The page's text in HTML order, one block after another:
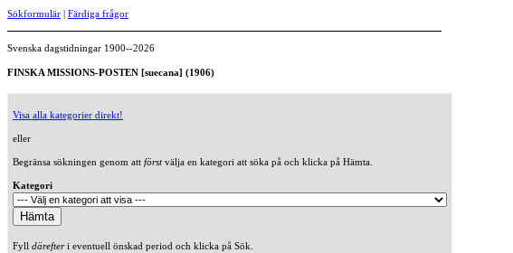
Sökformulär | Färdiga frågor
Svenska dagstidningar 1900--2026
FINSKA MISSIONS-POSTEN [suecana] (1906)
Visa alla kategorier direkt!
eller
Begränsa sökningen genom att förstvälja en kategori att söka på och klicka på Hämta.
Kategori
Fyll därefteri eventuell önskad period och klicka på Sök.